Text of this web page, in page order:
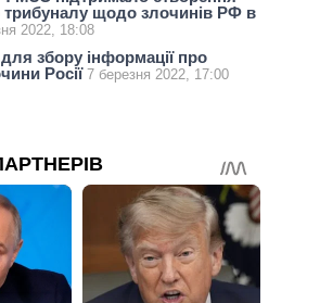
трибуналу щодо злочинів РФ в
2022, 18:08
збору інформації про
Росії 7 березня 2022, 17:00